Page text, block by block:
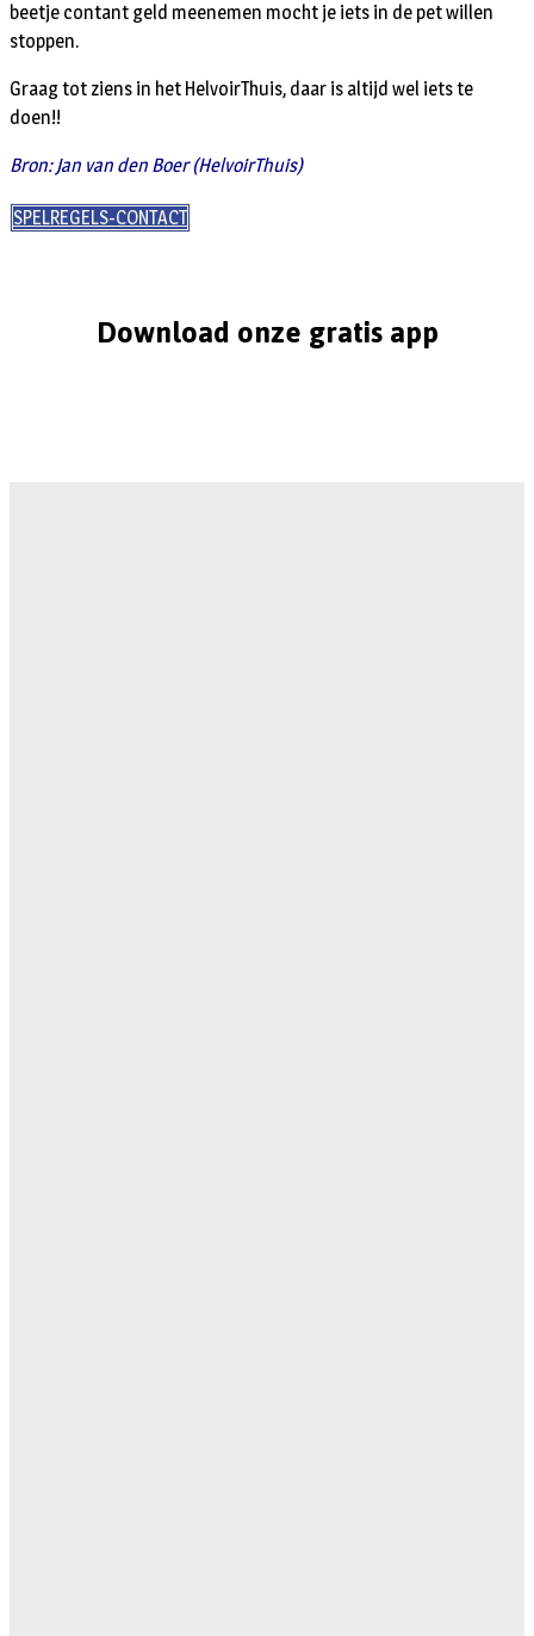
beetje contant geld meenemen mocht je iets in de pet willen
stoppen.
Graag tot ziens in het HelvoirThuis, daar is altijd wel iets te
doen!!
Bron: Jan van den Boer (HelvoirThuis)
SPELREGELS-CONTACT
Download onze gratis app